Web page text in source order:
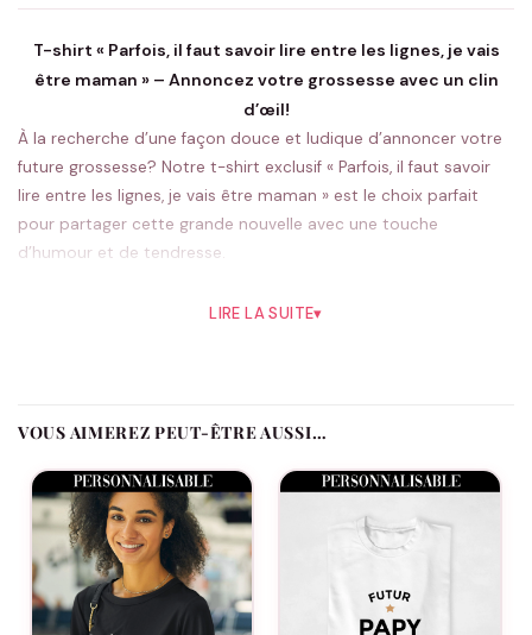
T-shirt « Parfois, il faut savoir lire entre les lignes, je vais
être maman » – Annoncez votre grossesse avec un clin
d’œil!
À la recherche d’une façon douce et ludique d’annoncer votre
future grossesse? Notre t-shirt exclusif « Parfois, il faut savoir
lire entre les lignes, je vais être maman » est le choix parfait
pour partager cette grande nouvelle avec une touche
d’humour et de tendresse.
d’une manière unique et mémorable. Avec son message subtil
simplement pour une journée décontractée, ce t-shirt vous
Fabriqué avec des matériaux de qualité supérieure, ce t-shirt
assure un confort optimal tout au long de la journée, vous
permettant de célébrer votre future maternité avec style et
sans compromis sur le confort.
Ne manquez pas l’occasion de partager votre bonheur avec le
LIRE LA SUITE▾
VOUS AIMEREZ PEUT-ÊTRE AUSSI…